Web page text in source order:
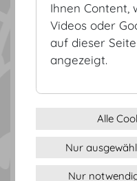
Ihnen Content,
Videos oder
auf dieser
angezeigt.
Alle
Nur
Nur